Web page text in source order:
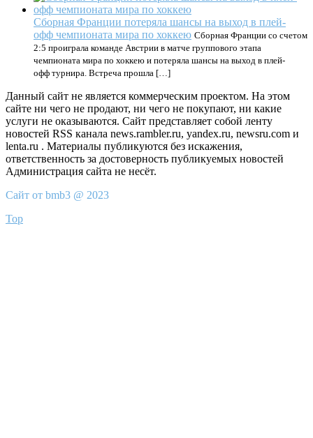
Сборная Франции потеряла шансы на выход в плей-
офф чемпионата мира по хоккею Сборная Франции со счетом
2:5 проиграла команде Австрии в матче группового этапа
чемпионата мира по хоккею и потеряла шансы на выход в плей-
офф турнира. Встреча прошла […]
Данный сайт не является коммерческим проектом. На этом
сайте ни чего не продают, ни чего не покупают, ни какие
услуги не оказываются. Сайт представляет собой ленту
новостей RSS канала news.rambler.ru, yandex.ru, newsru.com и
lenta.ru . Материалы публикуются без искажения,
ответственность за достоверность публикуемых новостей
Администрация сайта не несёт.
Сайт от bmb3 @ 2023
Top